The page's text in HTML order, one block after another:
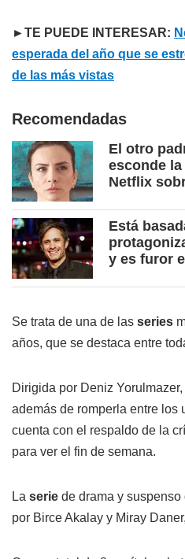
►TE PUEDE INTERESAR:
esperada del año que se
de las más vistas
Recomendadas
El otro
esconde
Netflix
Está
y es furor
Se trata de una de las series
años, que se destaca entre
Dirigida por Deniz
además de romperla entre los
cuenta con el respaldo de la
para ver el fin de semana.
La serie de drama y suspenso
por Birce Akalay y Miray